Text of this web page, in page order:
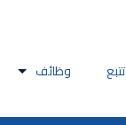
تتبع وظائف